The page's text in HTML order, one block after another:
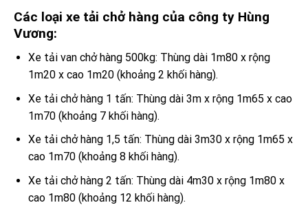
Các loại xe tải chở hàng của công ty Hùng
Vương:
Xe tải van chở hàng 500kg: Thùng dài 1m80 x rộng
1m20 x cao 1m20 (khoảng 2 khối hàng).
Xe tải chở hàng 1 tấn: Thùng dài 3m x rộng 1m65 x cao
1m70 (khoảng 7 khối hàng).
Xe tải chở hàng 1,5 tấn: Thùng dài 3m30 x rộng 1m65 x
cao 1m70 (khoảng 8 khối hàng).
Xe tải chở hàng 2 tấn: Thùng dài 4m30 x rộng 1m80 x
cao 1m80 (khoảng 12 khối hàng).